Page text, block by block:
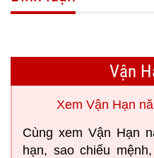
Vận
Xem Vận Hạn
Cùng xem Vận Hạn
hạn, sao chiếu